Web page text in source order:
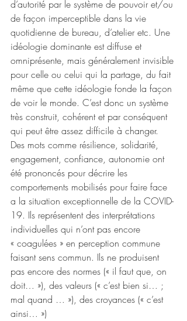
d’autorité par le système de pouvoir et/ou
de façon imperceptible dans la vie
quotidienne de bureau, d’atelier etc. Une
idéologie dominante est diffuse et
omniprésente, mais généralement invisible
pour celle ou celui qui la partage, du fait
même que cette idéologie fonde la façon
de voir le monde. C’est donc un système
très construit, cohérent et par conséquent
qui peut être assez difficile à changer.
Des mots comme résilience, solidarité,
engagement, confiance, autonomie ont
été prononcés pour décrire les
comportements mobilisés pour faire face
a la situation exceptionnelle de la COVID-
19. Ils représentent des interprétations
individuelles qui n’ont pas encore
« coagulées » en perception commune
faisant sens commun. Ils ne produisent
pas encore des normes (« il faut que, on
doit… »), des valeurs (« c’est bien si… ;
mal quand … »), des croyances (« c’est
ainsi… »)